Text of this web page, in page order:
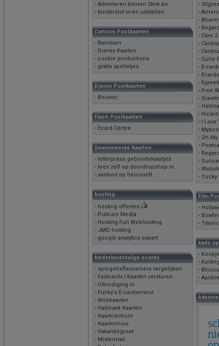
- Adverteren binnen 2link.be
- Kinderslot in-en uitstellen
Cartoon Postkaarten
- Bambam
- Disney Kaarten
- cookie productions
- gratis spelletjes
Dieren Postkaarten
- Bouvier
Flash Postkaarten
- Ecard Centre
Geanimeerde Kaarten
- letterpress geboortekaartjes
- lees zelf op doordropshop.nl
- aanbod op heinosoft
hosting
- hosting offertes
- Pultrum Media
- Hosting Fun Webhosting
- JMD hosting
- google analytics expert
Nederlandstalige ecards
- spiegelreflexcamera vergelijken
- Fastcards | Kaarten versturen
- Uitnodiging.nl
- Funky's E-cardservice
- Webkaarten
- Hallmark Kaarten
- Kaartcentrum
- Kaartenhuis
- Vakantiegroet
- Mistermail
-
-
-
-
- Care 2
-
-
- Curio
- E-
- Ecards
-
- Free
-
-
-
- I Love
-
- Oh
-
-
-
-
- Yucky
Film
-
-
- Titanic
kado
-
-
-
-